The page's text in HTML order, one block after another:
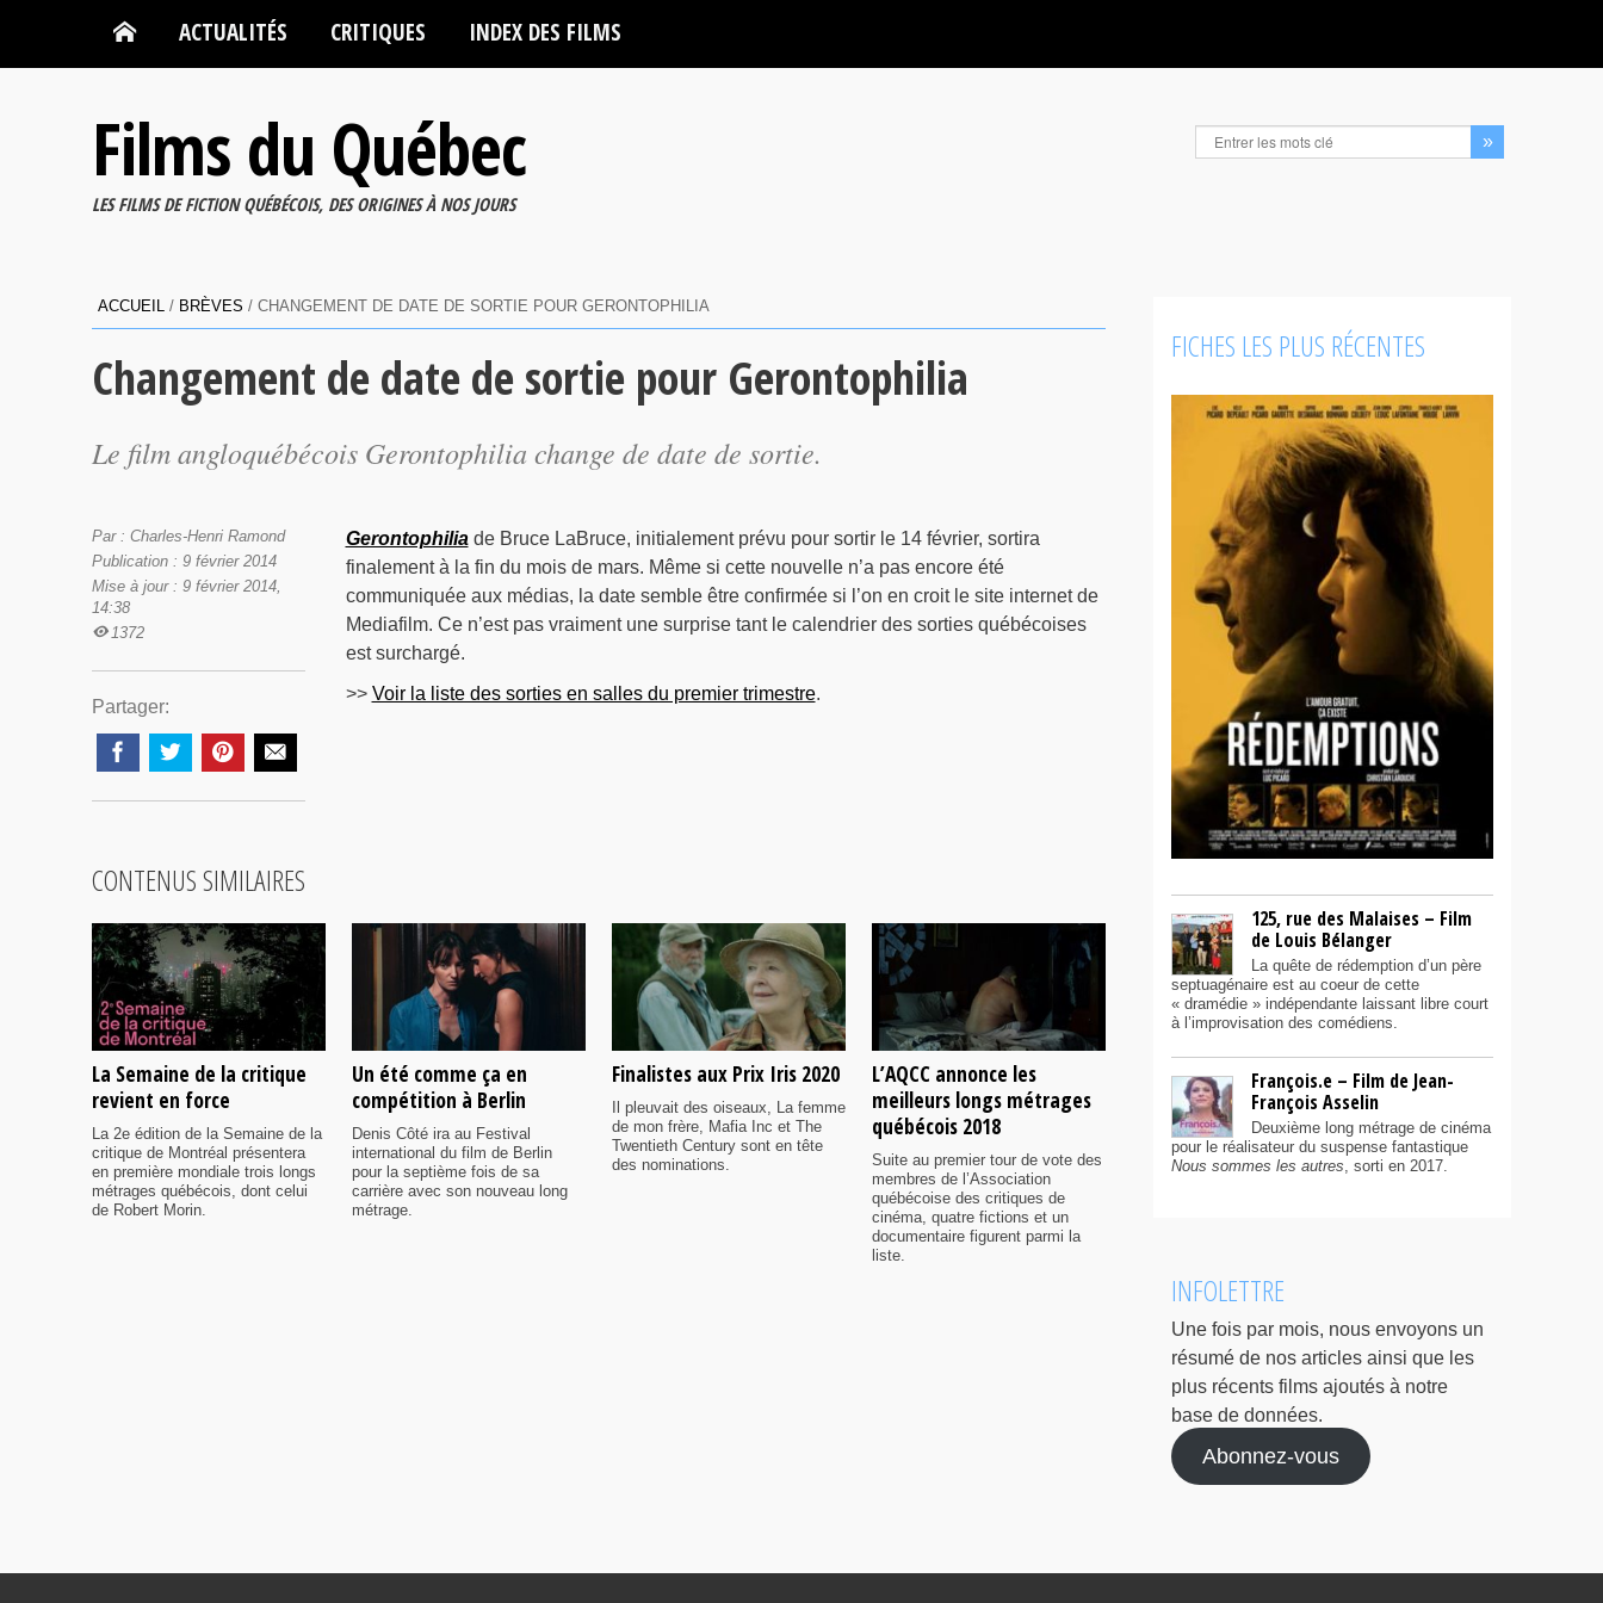
ACTUALITÉS CRITIQUES INDEX DES FILMS
Films du Québec
LES FILMS DE FICTION QUÉBÉCOIS, DES ORIGINES À NOS JOURS
ACCUEIL / BRÈVES / CHANGEMENT DE DATE DE SORTIE POUR GERONTOPHILIA
Changement de date de sortie pour Gerontophilia
Le film angloquébécois Gerontophilia change de date de sortie.
Gerontophiliade Bruce LaBruce, initialement prévu pour sortir le 14 février, sortira
finalement à la fin du mois de mars. Même si cette nouvelle n’a pas encore été
communiquée aux médias, la date semble être confirmée si l’on en croit le site internet de
Mediafilm. Ce n’est pas vraiment une surprise tant le calendrier des sorties québécoises
est surchargé.
>> Voir la liste des sorties en salles du premier trimestre.
Par : Charles-Henri Ramond
Publication : 9 février 2014
Mise à jour : 9 février 2014,
14:38
1372
Partager:
CONTENUS SIMILAIRES
La Semaine de la critique
revient en force
La 2e édition de la Semaine de la
critique de Montréal présentera
en première mondiale trois longs
métrages québécois, dont celui
de Robert Morin.
Un été comme ça en
compétition à Berlin
Denis Côté ira au Festival
international du film de Berlin
pour la septième fois de sa
carrière avec son nouveau long
métrage.
Finalistes aux Prix Iris 2020
Il pleuvait des oiseaux, La femme
de mon frère, Mafia Inc et The
Twentieth Century sont en tête
des nominations.
L’AQCC annonce les
meilleurs longs métrages
québécois 2018
Suite au premier tour de vote des
membres de l’Association
québécoise des critiques de
cinéma, quatre fictions et un
documentaire figurent parmi la
liste.
FICHES LES PLUS RÉCENTES
125, rue des Malaises – Film
de Louis Bélanger
La quête de rédemption d’un père
septuagénaire est au coeur de cette
« dramédie » indépendante laissant libre court
à l’improvisation des comédiens.
François.e – Film de Jean-
François Asselin
Deuxième long métrage de cinéma
pour le réalisateur du suspense fantastique
Nous sommes les autres, sorti en 2017.
INFOLETTRE
Une fois par mois, nous envoyons un
résumé de nos articles ainsi que les
plus récents films ajoutés à notre
base de données.
Abonnez-vous